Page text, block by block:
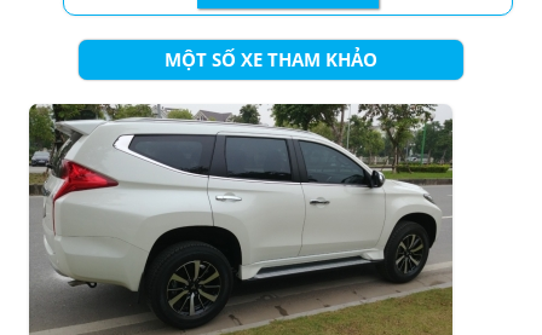
MỘT SỐ XE THAM KHẢO